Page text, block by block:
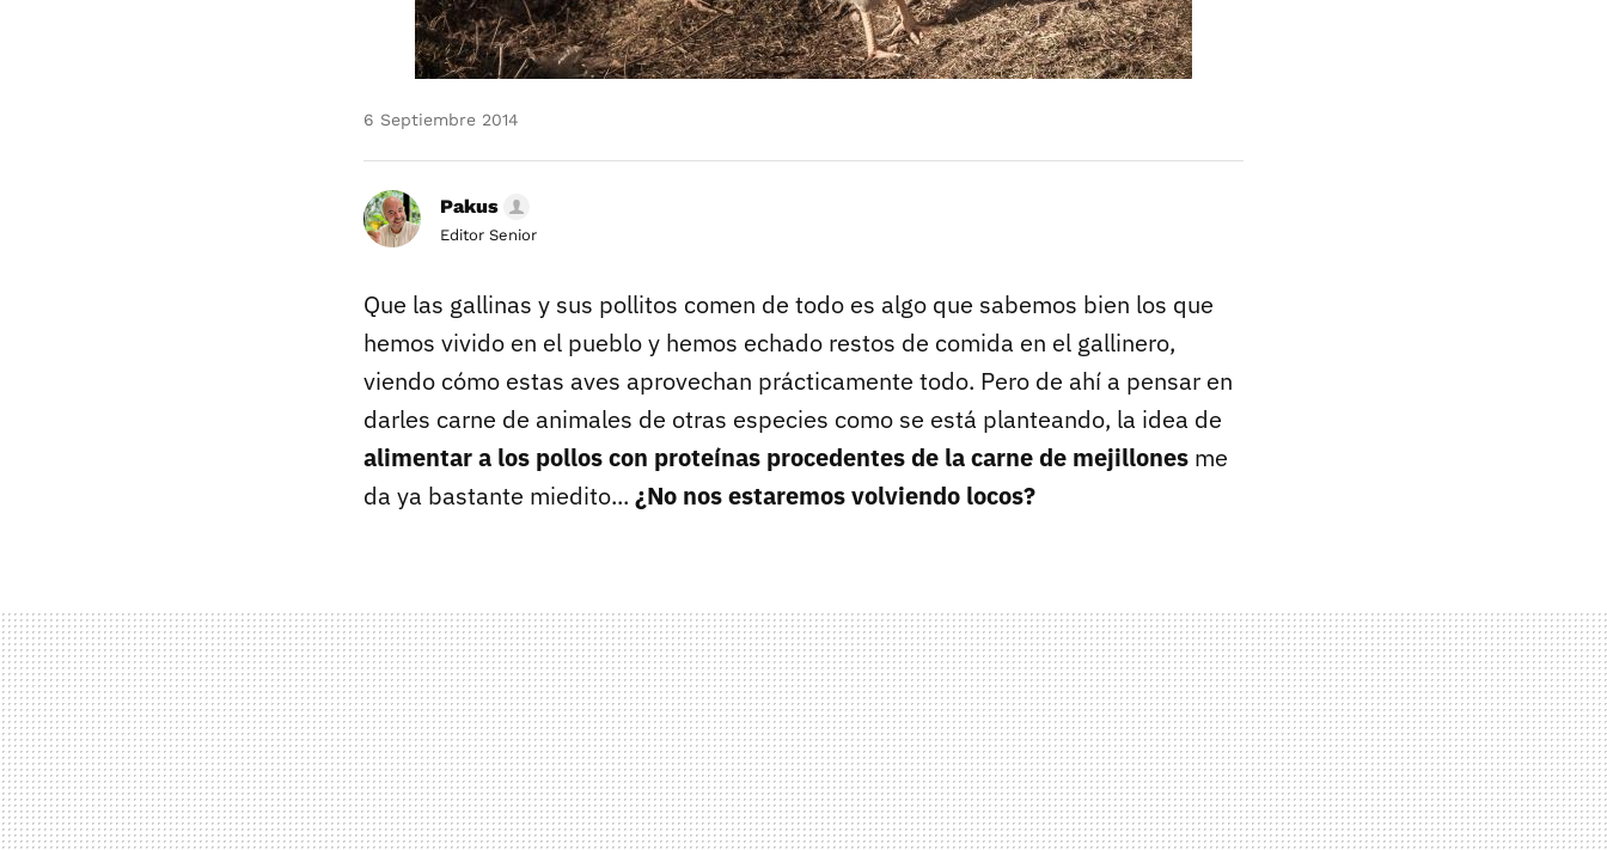
6 Septiembre 2014
Pakus
Editor Senior
Que las gallinas y sus pollitos comen de todo es algo que sabemos bien los que
hemos vivido en el pueblo y hemos echado restos de comida en el gallinero,
viendo cómo estas aves aprovechan prácticamente todo. Pero de ahí a pensar en
darles carne de animales de otras especies como se está planteando, la idea de
alimentar a los pollos con proteínas procedentes de la carne de mejillones me
da ya bastante miedito... ¿No nos estaremos volviendo locos?